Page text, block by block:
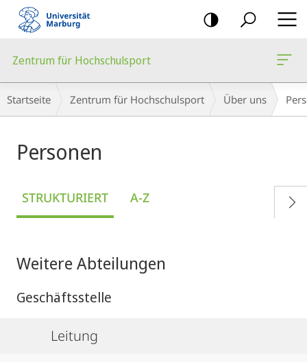
Mobile-
Navigation
Zentrum für Hochschulsport
Breadcrumb-
Navigation
Startseite Zentrum für Hochschulsport Über uns
Personen
STRUKTURIERT A-Z
Weitere Abteilungen
Geschäftsstelle
Leitung